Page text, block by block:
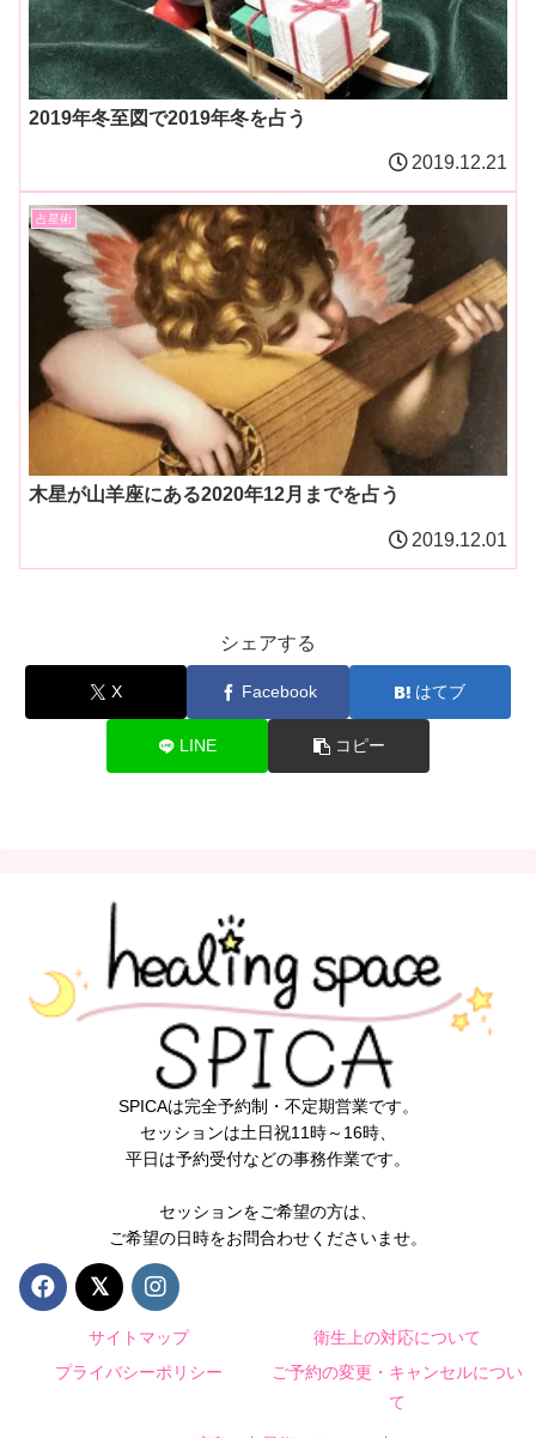
2019年冬至図で2019年冬を占う
2019.12.21
占星術
木星が山羊座にある2020年12月までを占う
2019.12.01
シェアする
X Facebook はてブ
LINE コピー
SPICAは完全予約制・不定期営業です。
セッションは土日祝11時～16時、
平日は予約受付などの事務作業です。
セッションをご希望の方は、
ご希望の日時をお問合わせくださいませ。
サイトマップ
衛生上の対応について
プライバシーポリシー
ご予約の変更・キャンセルについ
て